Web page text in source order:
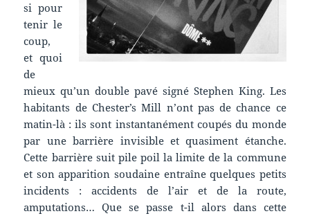
si pour
tenir le
coup,
et quoi
de
mieux qu’un double pavé signé Stephen King. Les
habitants de Chester’s Mill n’ont pas de chance ce
matin-là : ils sont instantanément coupés du monde
par une barrière invisible et quasiment étanche.
Cette barrière suit pile poil la limite de la commune
et son apparition soudaine entraîne quelques petits
incidents : accidents de l’air et de la route,
amputations… Que se passe t-il alors dans cette